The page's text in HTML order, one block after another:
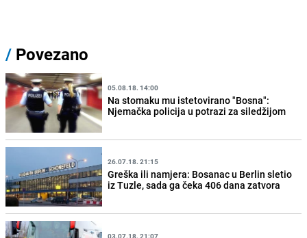
/ Povezano
05.08.18. 14:00
Na stomaku mu istetovirano "Bosna":
Njemačka policija u potrazi za siledžijom
26.07.18. 21:15
Greška ili namjera: Bosanac u Berlin sletio
iz Tuzle, sada ga čeka 406 dana zatvora
03.07.18. 21:07